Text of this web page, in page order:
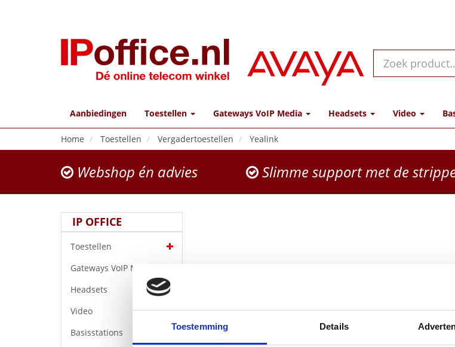
Toestemming Details
Aanbiedingen Toestellen Gateways VoIP Media Headsets Video
Home Toestellen Vergadertoestellen Yealink
Webshop én advies Slimme support met de
IP OFFICE
Toestellen
Gateways VoIP Media
Headsets
Video
Basisstations